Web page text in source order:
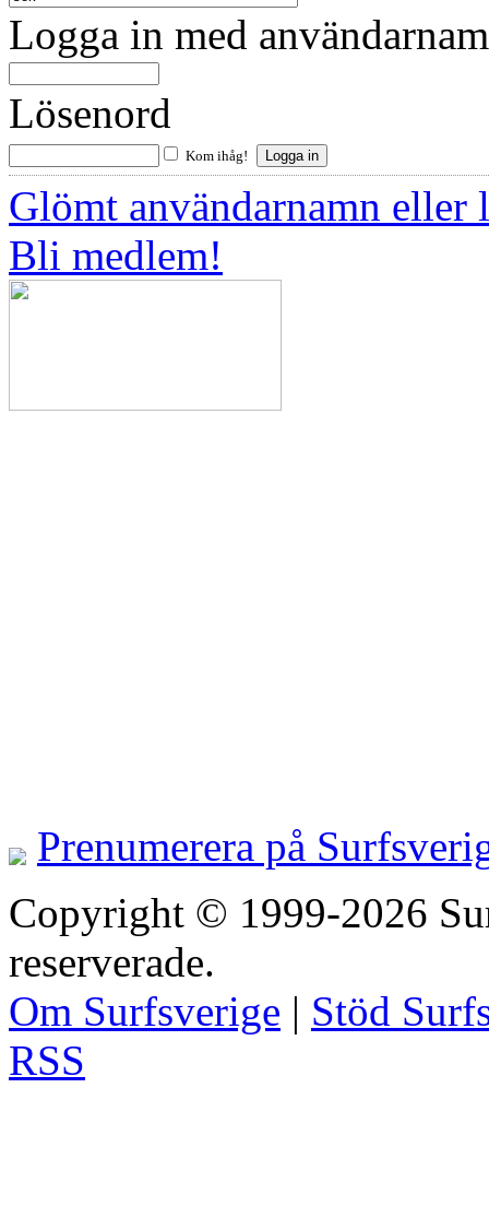
Logga in med
Lösenord
Kom ihåg!
Glömt användarnamn eller
Bli medlem!
Prenumerera på
Copyright © 1999-2026
reserverade.
Om Surfsverige | Stöd
RSS